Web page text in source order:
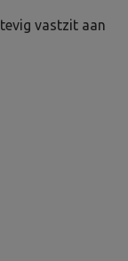
vastzit aan